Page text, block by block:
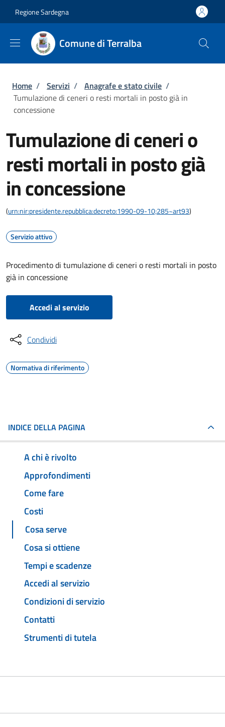
Regione Sardegna
Comune di Terralba
Briciole di pane
Home / Servizi / Anagrafe e stato civile /
Tumulazione di ceneri o resti mortali in posto già in
concessione
Tumulazione di ceneri o
resti mortali in posto già
in concessione
(urn:nir:presidente.repubblica:decreto:1990-09-10;285~art93)
Servizio attivo
Procedimento di tumulazione di ceneri o resti mortali in posto
già in concessione
Accedi al servizio
Condividi
Normativa di riferimento
INDICE DELLA PAGINA
A chi è rivolto
Approfondimenti
Come fare
Costi
Cosa serve
Cosa si ottiene
Tempi e scadenze
Accedi al servizio
Condizioni di servizio
Contatti
Strumenti di tutela